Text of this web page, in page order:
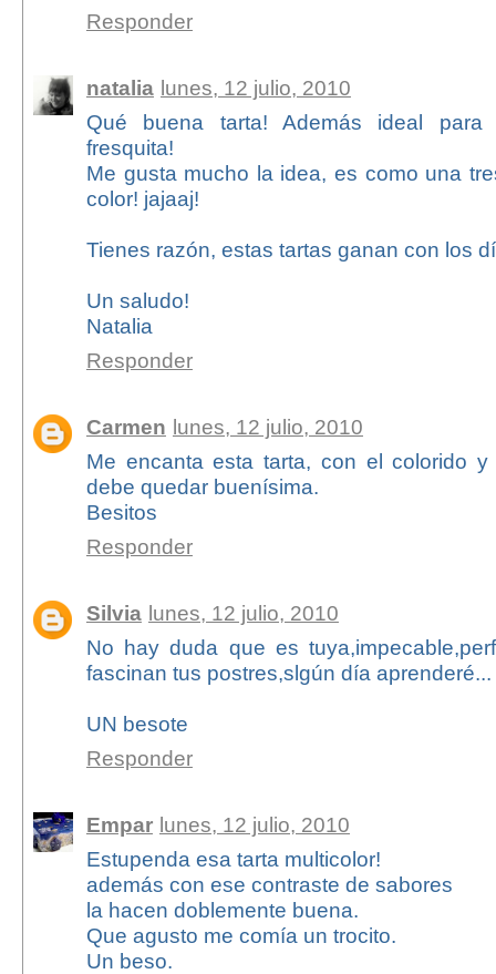
Responder
natalia lunes, 12 julio, 2010
Qué buena tarta! Además ideal para
fresquita!
Me gusta mucho la idea, es como una
color! jajaaj!
Tienes razón, estas tartas ganan con los
Un saludo!
Natalia
Responder
Carmen lunes, 12 julio, 2010
Me encanta esta tarta, con el colorido
debe quedar buenísima.
Besitos
Responder
Silvia lunes, 12 julio, 2010
No hay duda que es
fascinan tus postres,slgún día aprenderé...
UN besote
Responder
Empar lunes, 12 julio, 2010
Estupenda esa tarta multicolor!
además con ese contraste de sabores
la hacen doblemente buena.
Que agusto me comía un trocito.
Un beso.